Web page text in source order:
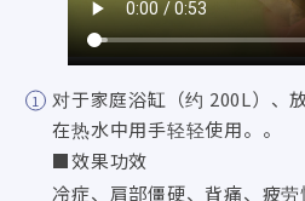
对于家庭浴缸（约 200L）、
在热水中用手轻轻使用。。
■效果功效
冷症、肩部僵硬、背痛、疲劳